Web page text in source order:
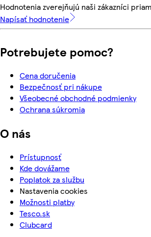
Hodnotenia zverejňujú naši zákazníci
Napísať hodnotenie
Potrebujete pomoc?
Cena doručenia
Bezpečnosť pri nákupe
Všeobecné obchodné podmienky
Ochrana súkromia
O nás
Prístupnosť
Kde dovážame
Poplatok za službu
Nastavenia cookies
Možnosti platby
Tesco.sk
Clubcard